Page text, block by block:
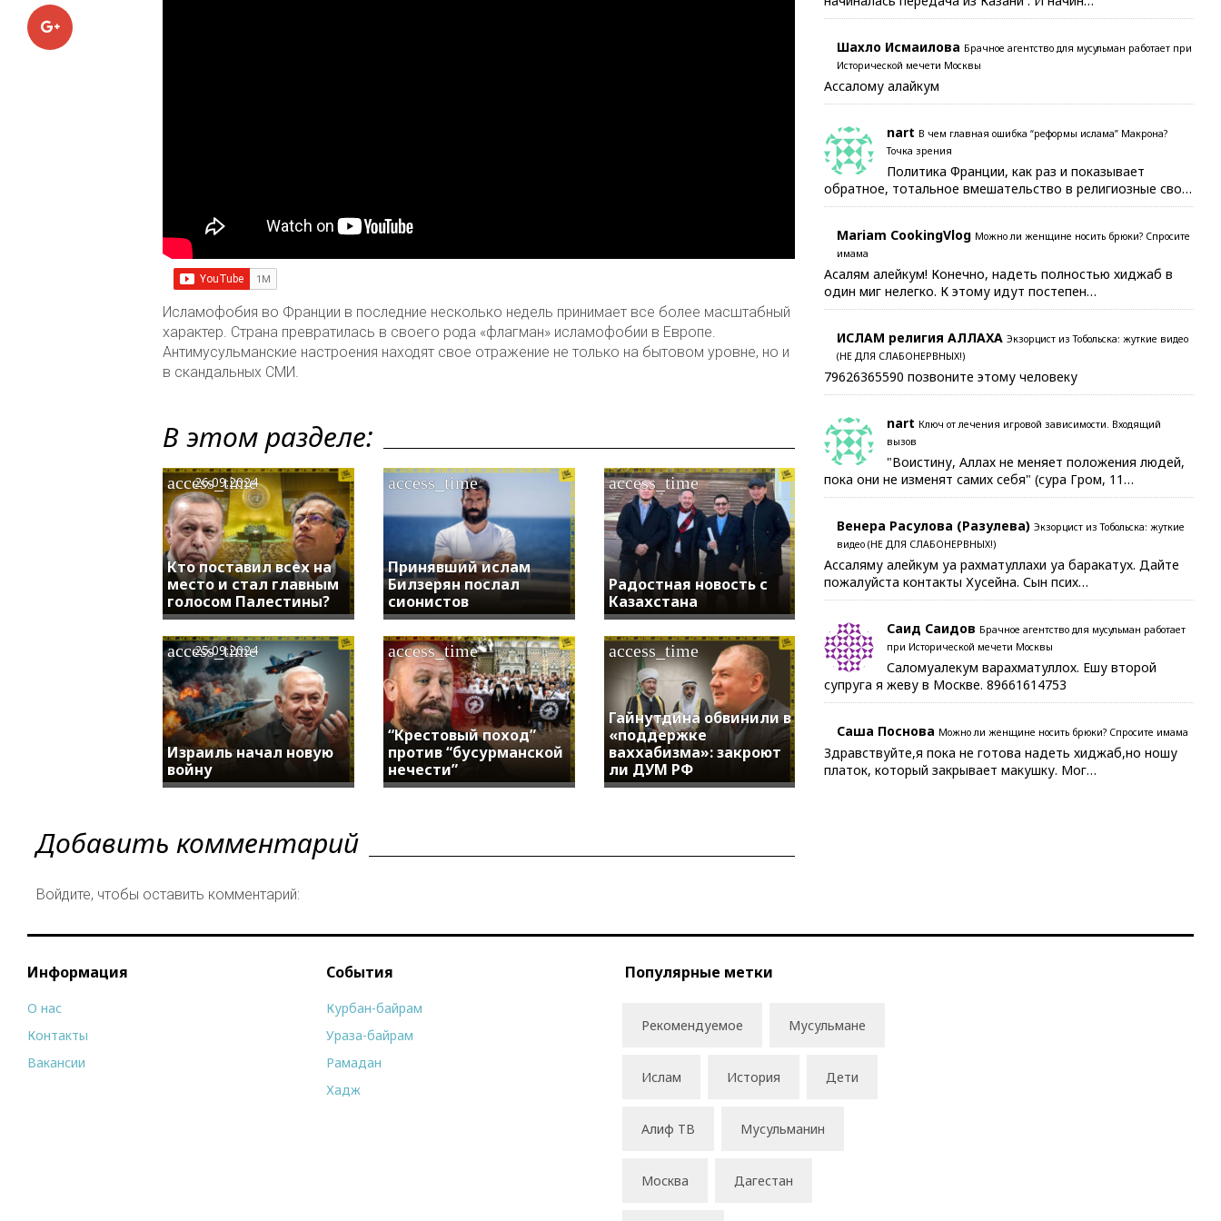
Google+
Исламофобия во Франции в последние несколько недель принимает все более масштабный
характер. Страна превратилась в своего рода «флагман» исламофобии в Европе.
Антимусульманские настроения находят свое отражение не только на бытовом уровне, но и
в скандальных СМИ.
В этом разделе:
Кто поставил всех на
место и стал главным
голосом Палестины?
access_time
26.09.2024
Принявший ислам
Билзерян послал
сионистов
access_time
Радостная новость с
Казахстана
access_time
Израиль начал новую
войну
access_time
25.09.2024
“Крестовый поход”
против “бусурманской
нечести”
access_time
Гайнутдина обвинили в
«поддержке
ваххабизма»: закроют
ли ДУМ РФ
access_time
Добавить комментарий
Войдите, чтобы оставить комментарий:
Шахло Исмаилова Брачное агентство для мусульман работает при
Исторической мечети Москвы
Ассалому алайкум
nart В чем главная ошибка “реформы ислама” Макрона?
Точка зрения
Политика Франции, как раз и показывает
обратное, тотальное вмешательство в религиозные сво…
Mariam CookingVlog Можно ли женщине носить брюки? Спросите
имама
Асалям алейкум! Конечно, надеть полностью хиджаб в
один миг нелегко. К этому идут постепен…
ИСЛАМ религия АЛЛАХА Экзорцист из Тобольска: жуткие видео
(НЕ ДЛЯ СЛАБОНЕРВНЫХ!)
79626365590 позвоните этому человеку
nart Ключ от лечения игровой зависимости. Входящий
вызов
"Воистину, Аллах не меняет положения людей,
пока они не изменят самих себя" (сура Гром, 11…
Венера Расулова (Разулева) Экзорцист из Тобольска: жуткие
видео (НЕ ДЛЯ СЛАБОНЕРВНЫХ!)
Ассаляму алейкум уа рахматуллахи уа баракатух. Дайте
пожалуйста контакты Хусейна. Сын псих…
Саид Саидов Брачное агентство для мусульман работает
при Исторической мечети Москвы
Саломуалекум варахматуллох. Ешу второй
супруга я жеву в Москве. 89661614753
Саша Поснова Можно ли женщине носить брюки? Спросите имама
Здравствуйте,я пока не готова надеть хиджаб,но ношу
платок, который закрывает макушку. Мог…
Информация
О нас
Контакты
Вакансии
События
Курбан-байрам
Ураза-байрам
Рамадан
Хадж
Популярные метки
Рекомендуемое Мусульмане
Ислам История Дети
Алиф ТВ Мусульманин
Москва Дагестан